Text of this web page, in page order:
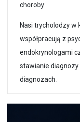
choroby.
Nasi trycholodzy w
współpracują z
endokrynologami
stawianie diagnozy
diagnozach.